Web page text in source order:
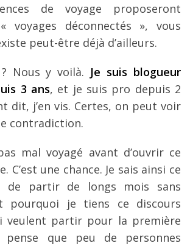
de voyage proposeront
voyages déconnectés », vous
peut-être déjà d’ailleurs.
Nous y voilà. Je suis blogueur
3 ans, et je suis pro depuis 2
dit, j’en vis. Certes, on peut voir
contradiction.
mal voyagé avant d’ouvrir ce
C’est une chance. Je sais ainsi ce
de partir de longs mois sans
pourquoi je tiens ce discours
veulent partir pour la première
que peu de personnes